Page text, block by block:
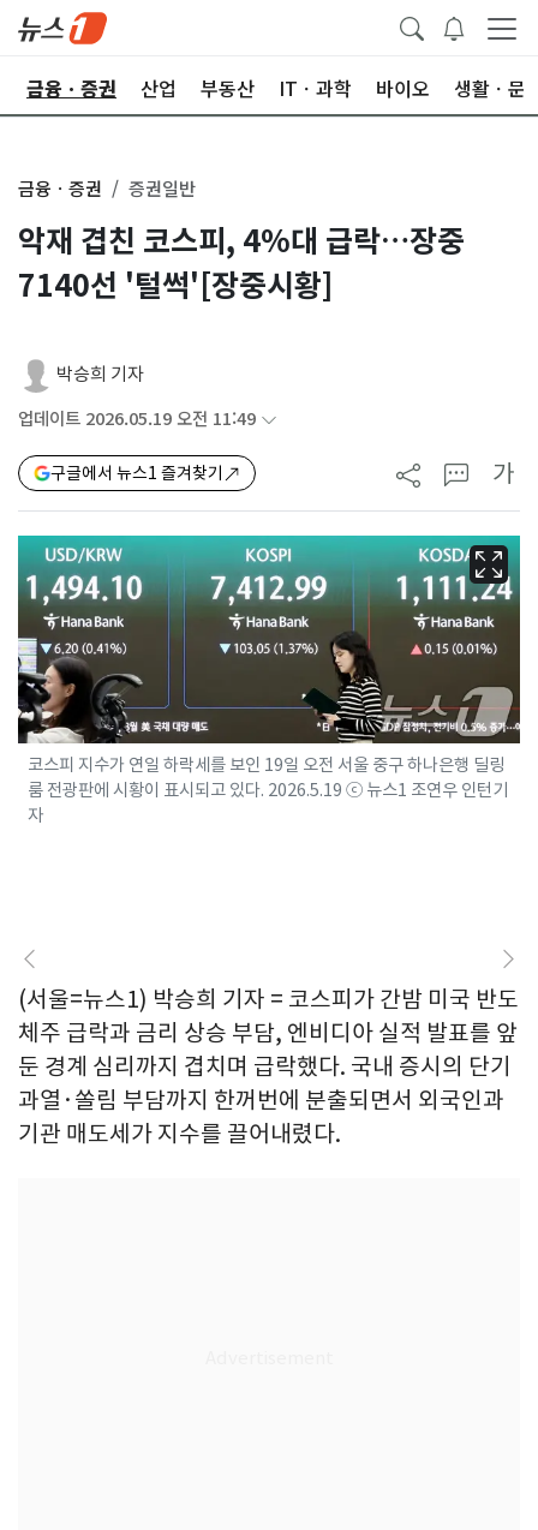
금융ㆍ증권 산업 부동산 ITㆍ과학 바이오 생활ㆍ문
금융ㆍ증권 증권일반
악재 겹친 코스피, 4%대 급락…장중
7140선 '털썩'[장중시황]
박승희 기자
업데이트 2026.05.19 오전 11:49
구글에서 뉴스1 즐겨찾기 가
코스피 지수가 연일 하락세를 보인 19일 오전 서울 중구 하나은행 딜링
룸 전광판에 시황이 표시되고 있다. 2026.5.19 ⓒ 뉴스1 조연우 인턴기
자
(서울=뉴스1) 박승희 기자 = 코스피가 간밤 미국 반도
체주 급락과 금리 상승 부담, 엔비디아 실적 발표를 앞
둔 경계 심리까지 겹치며 급락했다. 국내 증시의 단기
과열·쏠림 부담까지 한꺼번에 분출되면서 외국인과
기관 매도세가 지수를 끌어내렸다.